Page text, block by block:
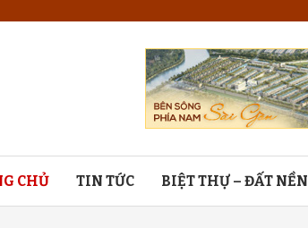
CHỦ TIN TỨC BIỆT THỰ – ĐẤT NỀN